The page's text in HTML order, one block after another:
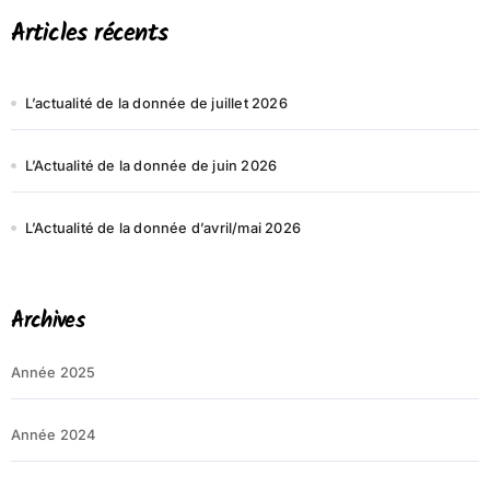
l’article
Articles récents
L’actualité de la donnée de juillet 2026
L’Actualité de la donnée de juin 2026
L’Actualité de la donnée d’avril/mai 2026
Archives
Année 2025
Année 2024